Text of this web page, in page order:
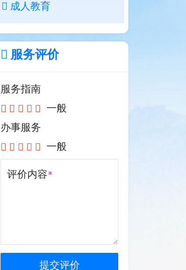
成人教育
服务评价
服务指南
一般
办事服务
一般
评价内容*
提交评价